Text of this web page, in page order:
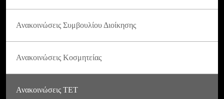
Ανακοινώσεις Συμβουλίου Διοίκησης
Ανακοινώσεις Κοσμητείας
Ανακοινώσεις ΤΕΤ